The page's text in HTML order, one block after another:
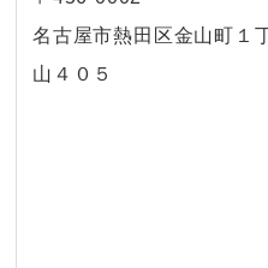
名古屋市熱田区金山町
山４０５